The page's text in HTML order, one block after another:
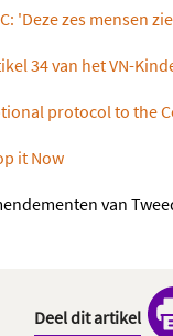
'Deze zes mensen
34 van het VN-
protocol to the
it Now
van
Deel dit artikel